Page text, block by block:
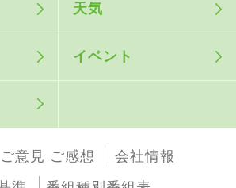
天気
イベント
ご意見 ご感想
会社情報